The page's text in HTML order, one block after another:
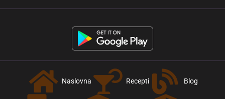
Naslovna Recepti Blog